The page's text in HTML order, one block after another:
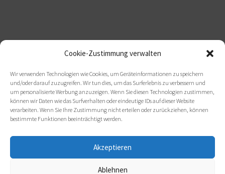
Cookie-Zustimmung verwalten
Wir verwenden Technologien wie Cookies, um Geräteinformationen zu speichern
und/oder darauf zuzugreifen. Wir tun dies, um das Surferlebnis zu verbessern und
um personalisierte Werbung anzuzeigen. Wenn Sie diesen Technologien zustimmen,
können wir Daten wie das Surfverhalten oder eindeutige IDs auf dieser Website
verarbeiten. Wenn Sie Ihre Zustimmung nicht erteilen oder zurückziehen, können
bestimmte Funktionen beeinträchtigt werden.
Akzeptieren
Ablehnen